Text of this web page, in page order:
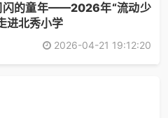
闪的童年——2026年“流动少
进北秀小学
2026-04-21 19:12:20